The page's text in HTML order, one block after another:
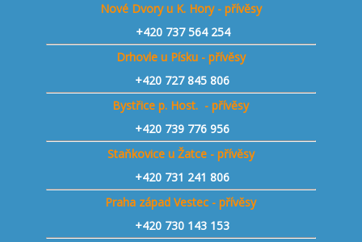
Nové Dvory u K. Hory - přívěsy
+420 737 564 254
Drhovle u Písku - přívěsy
+420 727 845 806
Bystřice p. Host. - přívěsy
+420 739 776 956
Staňkovice u Žatce - přívěsy
+420 731 241 806
Praha západ Vestec - přívěsy
+420 730 143 153